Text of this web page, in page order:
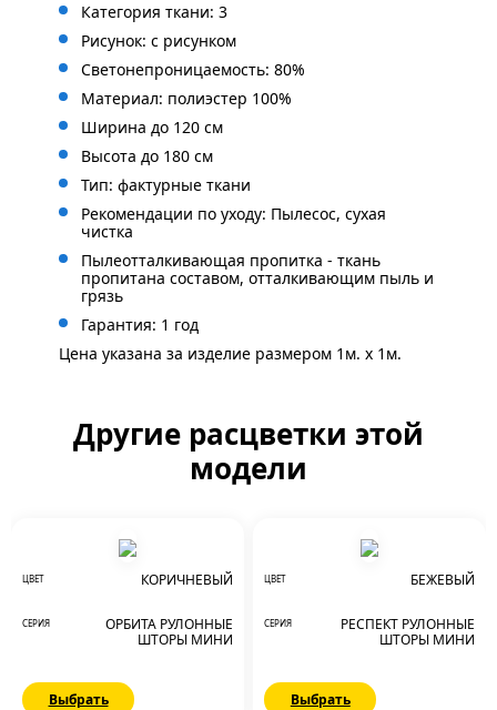
Категория ткани: 3
Рисунок: с рисунком
Светонепроницаемость: 80%
Материал: полиэстер 100%
Ширина до 120 см
Высота до 180 см
Тип: фактурные ткани
Рекомендации по уходу: Пылесос, сухая
чистка
Пылеотталкивающая пропитка - ткань
пропитана составом, отталкивающим пыль и
грязь
Гарантия: 1 год
Цена указана за изделие размером 1м. x 1м.
Другие расцветки этой
модели
ЦВЕТ КОРИЧНЕВЫЙ
СЕРИЯ
ОРБИТА РУЛОННЫЕ
ШТОРЫ МИНИ
Выбрать
ЦВЕТ БЕЖЕВЫЙ
СЕРИЯ
РЕСПЕКТ РУЛОННЫЕ
ШТОРЫ МИНИ
Выбрать